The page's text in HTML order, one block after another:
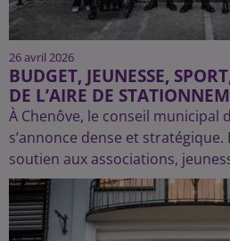
26 avril 2026
BUDGET, JEUNESSE,
DE L’AIRE DE
À Chenôve, le conseil municipal
s’annonce dense et stratégique.
soutien aux associations,